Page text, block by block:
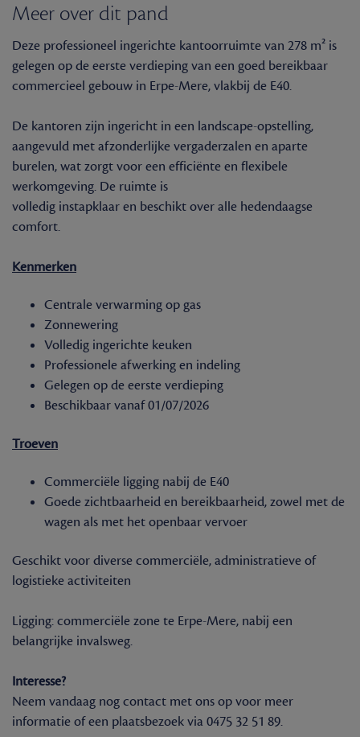
Meer over dit pand
Deze professioneel ingerichte kantoorruimte van 278 m² is
gelegen op de eerste verdieping van een goed bereikbaar
commercieel gebouw in Erpe-Mere, vlakbij de E40.
De kantoren zijn ingericht in een landscape-opstelling,
aangevuld met afzonderlijke vergaderzalen en aparte
burelen, wat zorgt voor een efficiënte en flexibele
werkomgeving. De ruimte is
volledig instapklaar en beschikt over alle hedendaagse
comfort.
Kenmerken
Centrale verwarming op gas
Zonnewering
Volledig ingerichte keuken
Professionele afwerking en indeling
Gelegen op de eerste verdieping
Beschikbaar vanaf 01/07/2026
Troeven
Commerciële ligging nabij de E40
Goede zichtbaarheid en bereikbaarheid, zowel met de
wagen als met het openbaar vervoer
Geschikt voor diverse commerciële, administratieve of
logistieke activiteiten
Ligging: commerciële zone te Erpe-Mere, nabij een
belangrijke invalsweg.
Interesse?
Neem vandaag nog contact met ons op voor meer
informatie of een plaatsbezoek via 0475 32 51 89.